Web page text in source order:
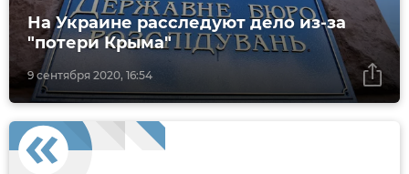
9 сентября 2020, 16:54
На Украине расследуют дело из-за
"потери Крыма"